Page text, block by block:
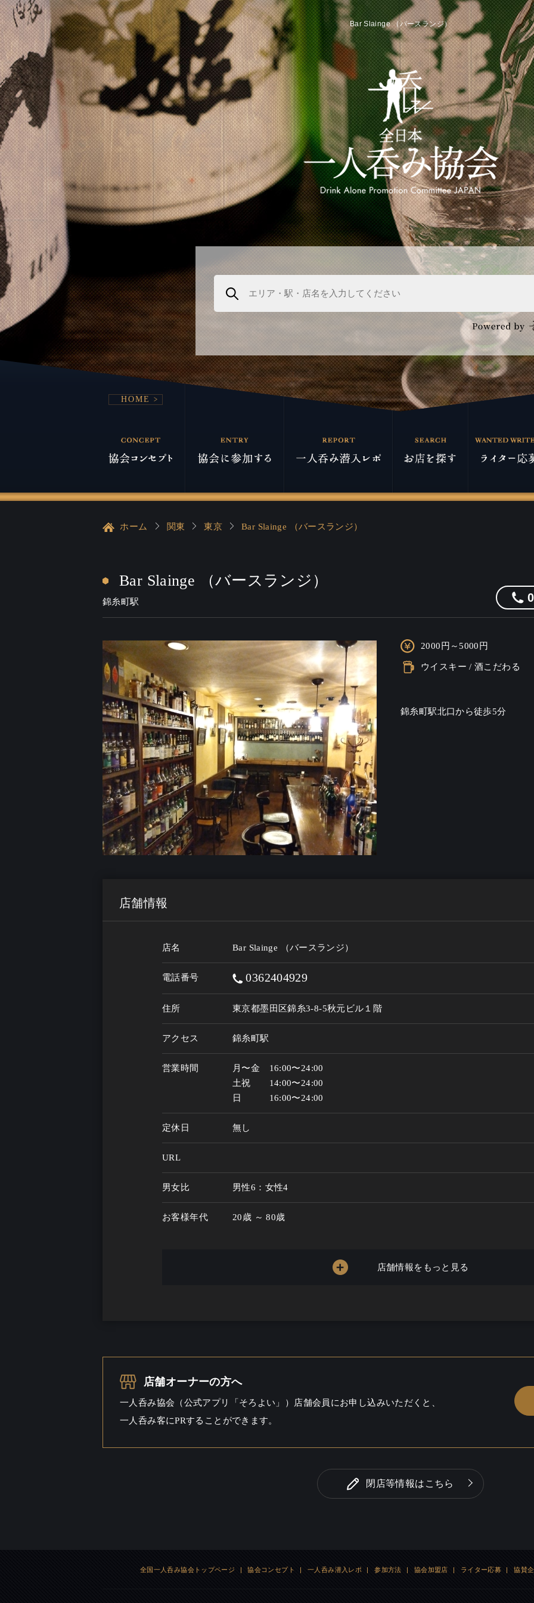
Bar Slainge （バースランジ）
HOME
ホーム 関東 東京 Bar Slainge （バースランジ）
Bar Slainge （バースランジ）
錦糸町駅
2000円～5000円
ウイスキー / 酒こだわる
錦糸町駅北口から徒歩5分
店舗情報
店名 Bar Slainge （バースランジ）
電話番号 0362404929
住所 東京都墨田区錦糸3-8-5秋元ビル１階
アクセス 錦糸町駅
営業時間
月〜金　16:00〜24:00
土祝　　14:00〜24:00
日　　　16:00〜24:00
定休日 無し
URL
男女比 男性6：女性4
お客様年代 20歳 ～ 80歳
一人呑み
しっとり
店舗情報をもっと見る
店舗オーナーの方へ
一人呑み協会（公式アプリ「そろよい」）店舗会員にお申し込みいただくと、
一人呑み客にPRすることができます。
閉店等情報はこちら
全国一人呑み協会トップページ | 協会コンセプト | 一人呑み潜入レポ | 参加方法 | 協会加盟店 | ライター応募 | 協賛